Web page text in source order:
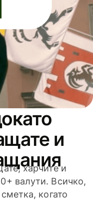
и
харчите и
валути. Всичко,
когато